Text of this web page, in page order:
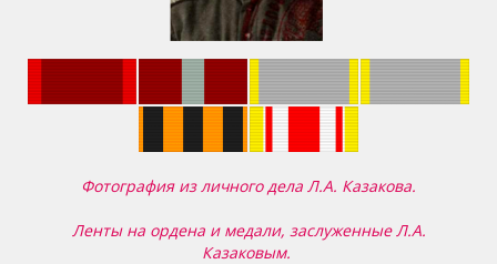
Фотография из личного дела Л.А. Казакова.
Ленты на ордена и медали, заслуженные Л.А.
Казаковым.